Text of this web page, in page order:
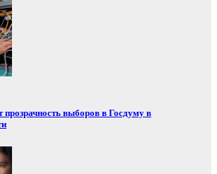
прозрачность выборов в Госдуму в